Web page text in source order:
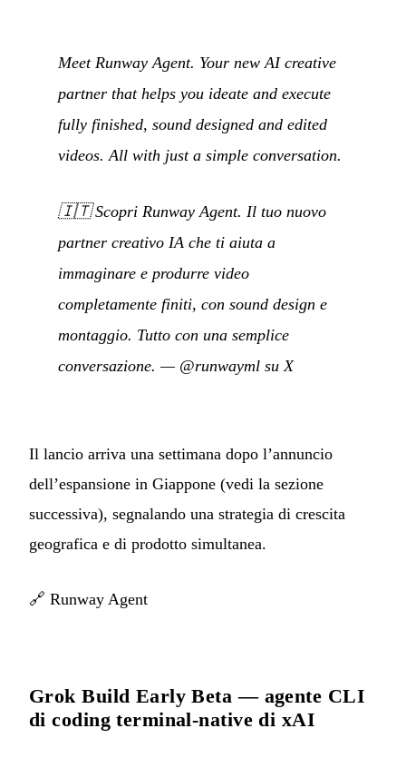
Meet Runway Agent. Your new AI creative
partner that helps you ideate and execute
fully finished, sound designed and edited
videos. All with just a simple conversation.
🇮🇹Scopri Runway Agent. Il tuo nuovo
partner creativo IA che ti aiuta a
immaginare e produrre video
completamente finiti, con sound design e
montaggio. Tutto con una semplice
conversazione. — @runwayml su X
Il lancio arriva una settimana dopo l’annuncio
dell’espansione in Giappone (vedi la sezione
successiva), segnalando una strategia di crescita
geografica e di prodotto simultanea.
🔗 Runway Agent
Grok Build Early Beta — agente CLI
di coding terminal-native di xAI